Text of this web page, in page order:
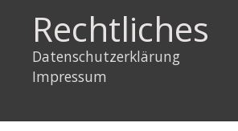
Rechtliches
Datenschutzerklärung
Impressum